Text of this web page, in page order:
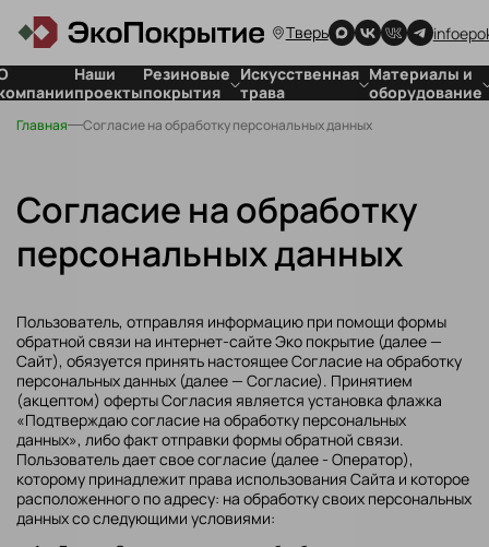
Тверь
Наши
проекты
Резиновые
покрытия
Покрытия
спортивных
Покрытия
Резиновая
плитка
Искусственная
трава
Для стадионов
Материалы и
оборудование
Для резиновых
травы
Главная Согласие на обработку персональных данных
Согласие на обработку
персональных данных
Пользователь, отправляя информацию при помощи формы
обратной связи на интернет-сайте Эко покрытие (далее —
Сайт), обязуется принять настоящее Согласие на обработку
персональных данных (далее — Согласие). Принятием
(акцептом) оферты Согласия является установка флажка
«Подтверждаю согласие на обработку персональных
данных», либо факт отправки формы обратной связи.
Пользователь дает свое согласие (далее - Оператор),
которому принадлежит права использования Сайта и которое
расположенного по адресу: на обработку своих персональных
данных со следующими условиями: